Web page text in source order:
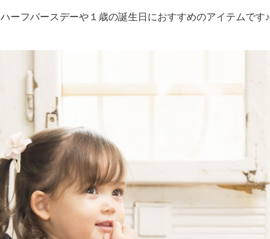
ハーフバースデーや１歳の誕生日におすすめのアイテムです♪